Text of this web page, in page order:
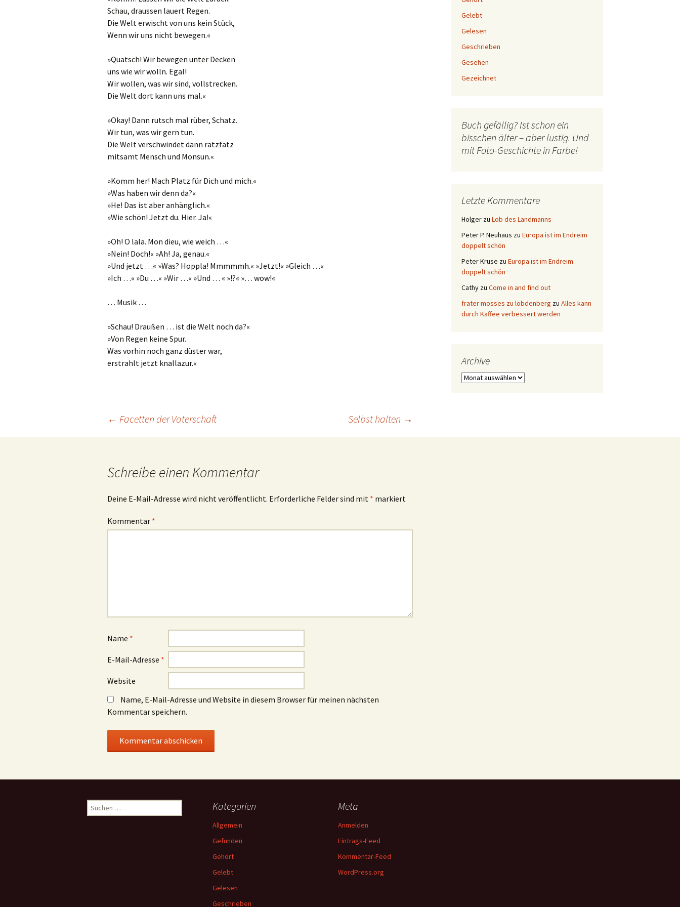
Schau, draussen lauert Regen.
Die Welt erwischt von uns kein Stück,
Wenn wir uns nicht bewegen.«
»Quatsch! Wir bewegen unter Decken
uns wie wir wolln. Egal!
Wir wollen, was wir sind, vollstrecken.
Die Welt dort kann uns mal.«
»Okay! Dann rutsch mal rüber, Schatz.
Wir tun, was wir gern tun.
Die Welt verschwindet dann ratzfatz
mitsamt Mensch und Monsun.«
»Komm her! Mach Platz für Dich und mich.«
»Was haben wir denn da?«
»He! Das ist aber anhänglich.«
»Wie schön! Jetzt du. Hier. Ja!«
»Oh! O lala. Mon dieu, wie weich …«
»Nein! Doch!« »Ah! Ja, genau.«
»Und jetzt …« »Was? Hoppla! Mmmmmh.« »Jetzt!« »Gleich …«
»Ich …« »Du …« »Wir …« »Und … « »!?« »… wow!«
… Musik …
»Schau! Draußen … ist die Welt noch da?«
»Von Regen keine Spur.
Was vorhin noch ganz düster war,
erstrahlt jetzt knallazur.«
← Facetten der Vaterschaft Selbst halten →
Schreibe einen Kommentar
Deine E-Mail-Adresse wird nicht veröffentlicht. Erforderliche Felder sind mit * markiert
Kommentar *
Name *
E-Mail-Adresse *
Website
Name, E-Mail-Adresse und Website in diesem Browser für meinen nächsten
Kommentar speichern.
Gelebt
Gelesen
Geschrieben
Gesehen
Gezeichnet
Buch gefällig? Ist schon ein
bisschen älter – aber lustig. Und
mit Foto-Geschichte in Farbe!
Letzte Kommentare
Holger zu Lob des Landmanns
Peter P. Neuhaus zu Europa ist im Endreim
doppelt schön
Peter Kruse zu Europa ist im Endreim
doppelt schön
Cathy zu Come in and find out
frater mosses zu lobdenberg zu Alles kann
durch Kaffee verbessert werden
Archive
Archive
Suchen
nach:
Kategorien
Allgemein
Gefunden
Gehört
Gelebt
Gelesen
Geschrieben
Meta
Anmelden
Eintrags-Feed
Kommentar-Feed
WordPress.org